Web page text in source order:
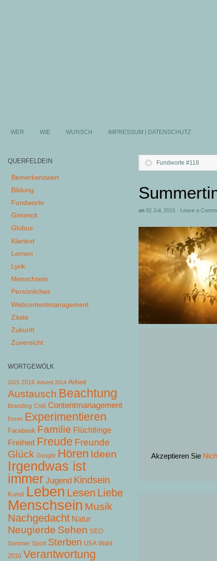
WER WIE WUNSCH IMPRESSUM | DATENSCHUTZ
Fundworte #118
on 02 Juli, 2015 · Leave a
Akzeptieren Sie
QUERFELDEIN
Bemerkenswert
Bildung
Fundworte
Gimmick
Globus
Klartext
Lernen
Lyrik
Menschsein
Persönliches
Webcontentmanagement
Zitate
Zukunft
Zuversicht
WORTGEWÖLK
2015 2016 Advent 2014 Arbeit
Austausch Beachtung
Branding Chill Contentmanagement
Essen Experimentieren
Facebook Familie Flüchtlinge
Freiheit Freude Freunde
Glück Google Hören Ideen
Irgendwas ist
immer Jugend Kindsein
Kunst Leben Lesen Liebe
Menschsein Musik
Nachgedacht Natur
Neugierde Sehen SEO
Sommer Sport Sterben USA Wahl
2016 Verantwortung